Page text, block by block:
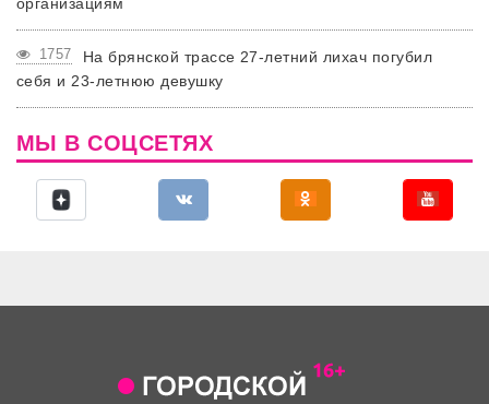
1757
На брянской трассе 27-летний лихач погубил
себя и 23-летнюю девушку
МЫ В СОЦСЕТЯХ